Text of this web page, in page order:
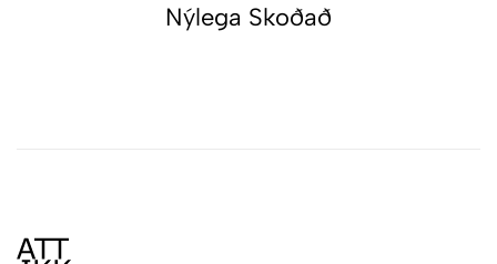
Nýlega Skoðað